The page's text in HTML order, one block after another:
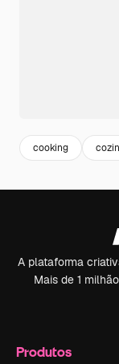
cooking
A plataforma
Mais de 1
Produtos